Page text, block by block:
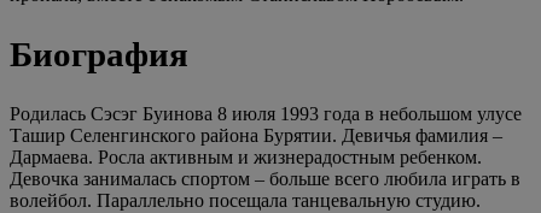
Биография
Родилась Сэсэг Буинова 8 июля 1993 года в небольшом улусе
Ташир Селенгинского района Бурятии. Девичья фамилия –
Дармаева. Росла активным и жизнерадостным ребенком.
Девочка занималась спортом – больше всего любила играть в
волейбол. Параллельно посещала танцевальную студию.